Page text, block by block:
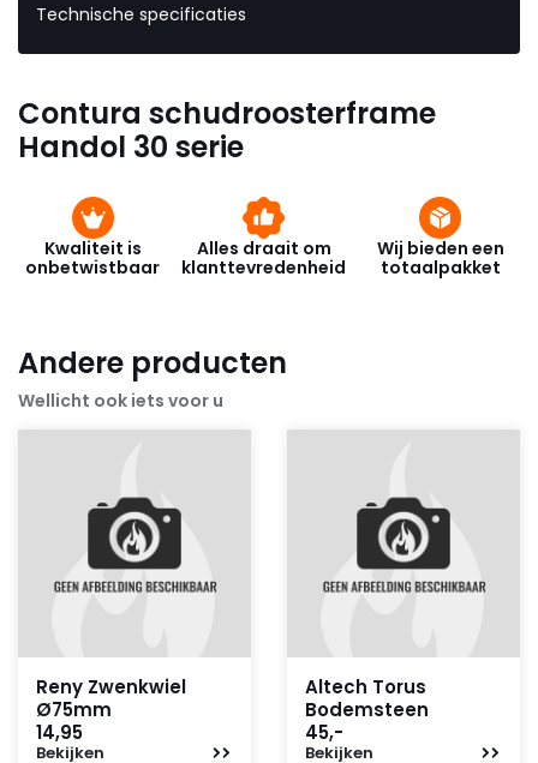
Technische specificaties
Contura schudroosterframe
Handol 30 serie
Kwaliteit is
onbetwistbaar
Alles draait om
klanttevredenheid
Wij bieden een
totaalpakket
Andere producten
Wellicht ook iets voor u
Reny Zwenkwiel
Ø75mm
14,95
Bekijken
Altech Torus
Bodemsteen
45,-
Bekijken